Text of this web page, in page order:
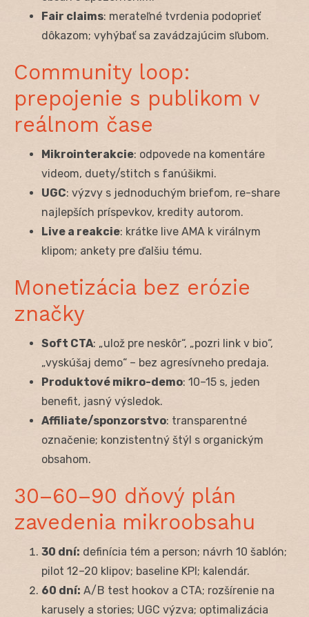
Fair claims: merateľné tvrdenia podoprieť
dôkazom; vyhýbať sa zavádzajúcim sľubom.
Community loop:
prepojenie s publikom v
reálnom čase
Mikrointerakcie: odpovede na komentáre
videom, duety/stitch s fanúšikmi.
UGC: výzvy s jednoduchým briefom, re-share
najlepších príspevkov, kredity autorom.
Live a reakcie: krátke live AMA k virálnym
klipom; ankety pre ďalšiu tému.
Monetizácia bez erózie
značky
Soft CTA: „ulož pre neskôr“, „pozri link v bio“,
„vyskúšaj demo“ – bez agresívneho predaja.
Produktové mikro-demo: 10–15 s, jeden
benefit, jasný výsledok.
Affiliate/sponzorstvo: transparentné
označenie; konzistentný štýl s organickým
obsahom.
30–60–90 dňový plán
zavedenia mikroobsahu
30 dní: definícia tém a person; návrh 10 šablón;
pilot 12–20 klipov; baseline KPI; kalendár.
60 dní: A/B test hookov a CTA; rozšírenie na
karusely a stories; UGC výzva; optimalizácia